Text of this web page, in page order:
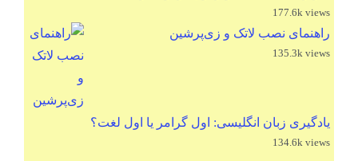
177.6k views
راهنمای نصب لاتک و زی‌پرشین
135.3k views
یادگیری زبان انگلیسی: اول گرامر یا اول لغت؟
134.6k views